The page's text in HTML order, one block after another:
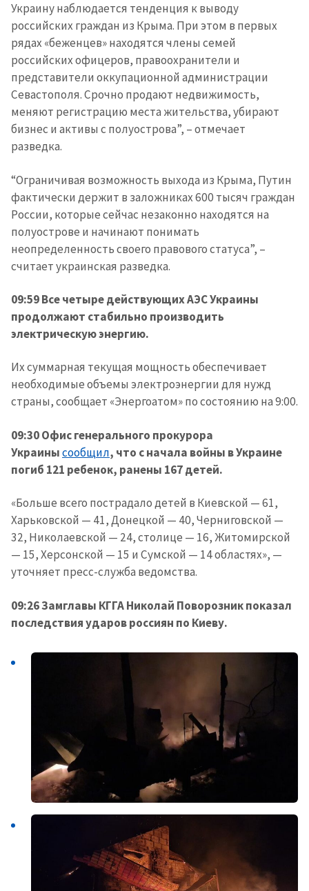
Украину наблюдается тенденция к выводу
российских граждан из Крыма. При этом в первых
рядах «беженцев» находятся члены семей
российских офицеров, правоохранители и
представители оккупационной администрации
Севастополя. Срочно продают недвижимость,
меняют регистрацию места жительства, убирают
бизнес и активы с полуострова”, – отмечает
разведка.
“Ограничивая возможность выхода из Крыма, Путин
фактически держит в заложниках 600 тысяч граждан
России, которые сейчас незаконно находятся на
полуострове и начинают понимать
неопределенность своего правового статуса”, –
считает украинская разведка.
09:59 Все четыре действующих АЭС Украины
продолжают стабильно производить
электрическую энергию.
Их суммарная текущая мощность обеспечивает
необходимые объемы электроэнергии для нужд
страны, сообщает «Энергоатом» по состоянию на 9:00.
09:30 Офис генерального прокурора
Украинысообщил, что с начала войны в Украине
погиб 121 ребенок, ранены 167 детей.
«Больше всего пострадало детей в Киевской — 61,
Харьковской — 41, Донецкой — 40, Черниговской —
32, Николаевской — 24, столице — 16, Житомирской
— 15, Херсонской — 15 и Сумской — 14 областях», —
уточняет пресс-служба ведомства.
09:26 Замглавы КГГА Николай Поворозник показал
последствия ударов россиян по Киеву.
Заголовок новости
+ Добавить
заголовок
Фотография
+ Загрузить
изображение
+ Добавить ссылку на
Текст новости
+ Добавить текст